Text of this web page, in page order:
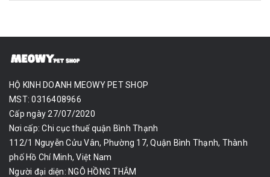
HỘ KINH DOANH MEOWY PET SHOP
MST: 0316408966
Cấp ngày 27/07/2020
Nơi cấp: Chi cục thuế quận Bình Thạnh
112/1 Nguyễn Cửu Vân, Phường 17, Quận Bình Thạnh, Thành
phố Hồ Chí Minh, Việt Nam
Người đại diện: NGÔ HỒNG THẮM